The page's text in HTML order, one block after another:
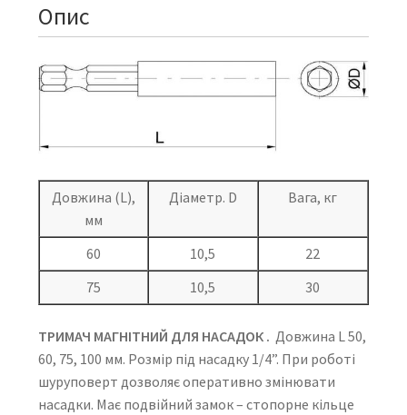
Опис
Довжина (L),
мм
Діаметр. D Вага, кг
60 10,5
22
75
10,5 30
ТРИМАЧ МАГНІТНИЙ ДЛЯ НАСАДОК . Довжина L 50,
60, 75, 100 мм. Розмір під насадку 1/4”. При роботі
шуруповерт дозволяє оперативно змінювати
насадки. Має подвійний замок – стопорне кільце